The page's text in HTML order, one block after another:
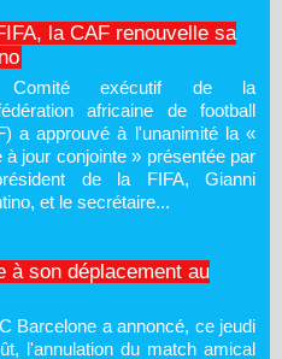
la CAF renouvelle sa
exécutif de la
africaine de football
a approuvé à l'unanimité la «
à jour conjointe » présentée par
de la FIFA, Gianni
et le secrétaire...
à son déplacement au
Barcelone a annoncé, ce jeudi
l'annulation du match amical